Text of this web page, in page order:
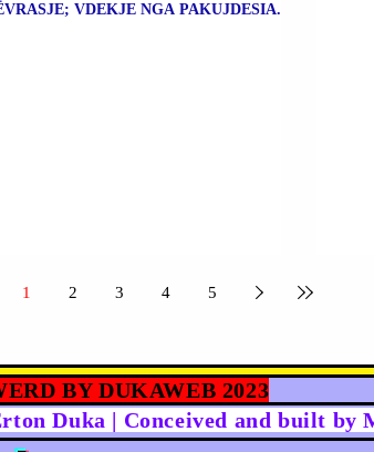
VDEKJE NGA PAKUJDESIA.
1 2 3 4 5
BY DUKAWEB 2023
Duka | Conceived and built by